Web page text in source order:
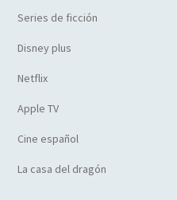
Series de ficción
Disney plus
Netflix
Apple TV
Cine español
La casa del dragón